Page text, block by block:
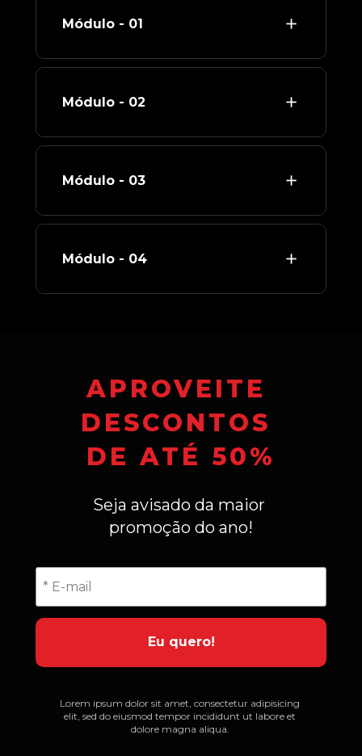
Módulo - 01
Módulo - 02
Módulo - 03
Módulo - 04
Lorem ipsum dolor sit amet, consectetur adipisicing
elit, sed do eiusmod tempor incididunt ut labore et
dolore magna aliqua.
Seja avisado da maior
promoção do ano!
APROVEITE
DESCONTOS
DE ATÉ 50%
Eu quero!